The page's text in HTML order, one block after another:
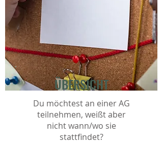
ÜBERSICHT
Du möchtest an einer AG
teilnehmen, weißt aber
nicht wann/wo sie
stattfindet?